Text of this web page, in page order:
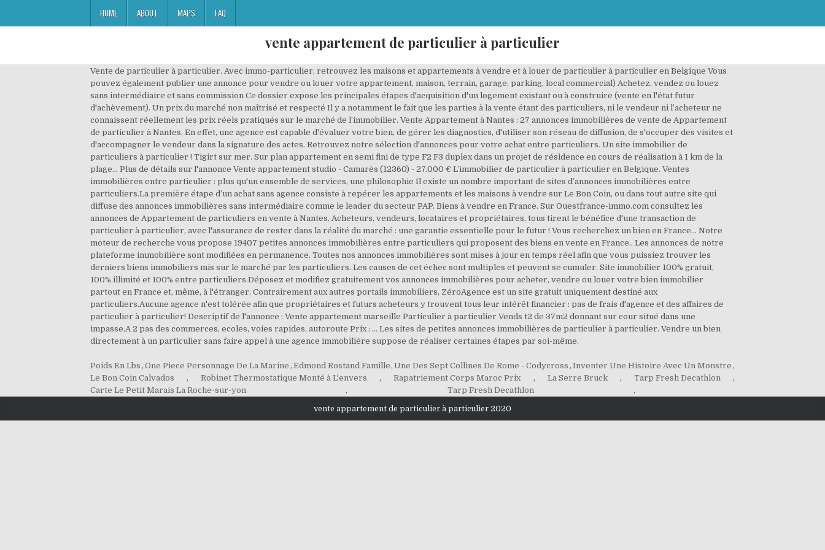
HOME ABOUT MAPS FAQ
vente appartement de particulier à particulier
Vente de particulier à particulier. Avec immo-particulier, retrouvez les maisons et appartements à vendre et à louer de particulier à particulier en Belgique Vous
pouvez également publier une annonce pour vendre ou louer votre appartement, maison, terrain, garage, parking, local commercial) Achetez, vendez ou louez
sans intermédiaire et sans commission Ce dossier expose les principales étapes d'acquisition d'un logement existant ou à construire (vente en l'état futur
d'achèvement). Un prix du marché non maîtrisé et respecté Il y a notamment le fait que les parties à la vente étant des particuliers, ni le vendeur ni l’acheteur ne
connaissent réellement les prix réels pratiqués sur le marché de l’immobilier. Vente Appartement à Nantes : 27 annonces immobilières de vente de Appartement
de particulier à Nantes. En effet, une agence est capable d'évaluer votre bien, de gérer les diagnostics, d'utiliser son réseau de diffusion, de s'occuper des visites et
d'accompagner le vendeur dans la signature des actes. Retrouvez notre sélection d'annonces pour votre achat entre particuliers. Un site immobilier de
particuliers à particulier ! Tigirt sur mer. Sur plan appartement en semi fini de type F2 F3 duplex dans un projet de résidence en cours de réalisation à 1 km de la
plage... Plus de détails sur l'annonce Vente appartement studio - Camarès (12360) - 27.000 € L’immobilier de particulier à particulier en Belgique. Ventes
immobilières entre particulier : plus qu'un ensemble de services, une philosophie Il existe un nombre important de sites d’annonces immobilières entre
particuliers.La première étape d’un achat sans agence consiste à repérer les appartements et les maisons à vendre sur Le Bon Coin, ou dans tout autre site qui
diffuse des annonces immobilières sans intermédiaire comme le leader du secteur PAP. Biens à vendre en France. Sur Ouestfrance-immo.com consultez les
annonces de Appartement de particuliers en vente à Nantes. Acheteurs, vendeurs, locataires et propriétaires, tous tirent le bénéfice d'une transaction de
particulier à particulier, avec l'assurance de rester dans la réalité du marché : une garantie essentielle pour le futur ! Vous recherchez un bien en France... Notre
moteur de recherche vous propose 19407 petites annonces immobilières entre particuliers qui proposent des biens en vente en France.. Les annonces de notre
plateforme immobilière sont modifiées en permanence. Toutes nos annonces immobilières sont mises à jour en temps réel afin que vous puissiez trouver les
derniers biens immobiliers mis sur le marché par les particuliers. Les causes de cet échec sont multiples et peuvent se cumuler. Site immobilier 100% gratuit,
100% illimité et 100% entre particuliers.Déposez et modifiez gratuitement vos annonces immobilières pour acheter, vendre ou louer votre bien immobilier
partout en France et, même, à l'étranger. Contrairement aux autres portails immobiliers, ZéroAgence est un site gratuit uniquement destiné aux
particuliers.Aucune agence n'est tolérée afin que propriétaires et futurs acheteurs y trouvent tous leur intérêt financier : pas de frais d'agence et des affaires de
particulier à particulier! Descriptif de l'annonce : Vente appartement marseille Particulier à particulier Vends t2 de 37m2 donnant sur cour situé dans une
impasse.A 2 pas des commerces, ecoles, voies rapides, autoroute Prix : … Les sites de petites annonces immobilières de particulier à particulier. Vendre un bien
directement à un particulier sans faire appel à une agence immobilière suppose de réaliser certaines étapes par soi-même.
Poids En Lbs , One Piece Personnage De La Marine , Edmond Rostand Famille, Une Des Sept Collines De Rome - Codycross , Inventer Une Histoire Avec Un Monstre ,
Le Bon Coin Calvados
, Robinet Thermostatique Monté à L'envers , Rapatriement Corps Maroc Prix , La Serre Bruck , Tarp Fresh Decathlon
,
Carte Le Petit Marais La Roche-sur-yon
, Tarp Fresh Decathlon ,
vente appartement de particulier à particulier 2020